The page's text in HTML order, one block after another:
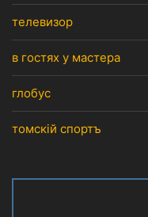
телевизор
в гостях у мастера
глобус
томскiй спортъ